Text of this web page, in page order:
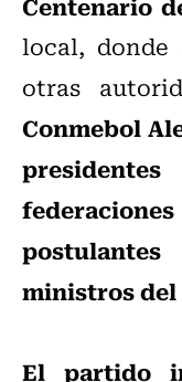
local, donde
otras
Conmebol
ministros
El partido